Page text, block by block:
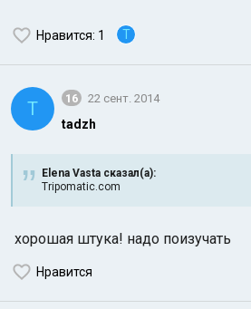
Нравится: 1 T
T 16 22 сент. 2014
tadzh
Elena Vasta сказал(а):
Tripomatic.com
хорошая штука! надо поизучать
Нравится